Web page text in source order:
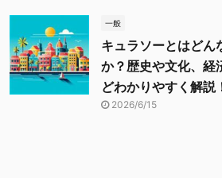
一般
キュラソーとはどん
か？歴史や文化、経
どわかりやすく解説
2026/6/15